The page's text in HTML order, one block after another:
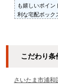
も嬉しいポイン
利な宅配ボック
こだわり条
さいたま市浦和